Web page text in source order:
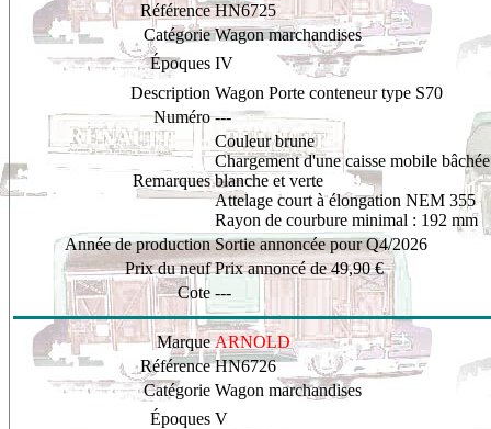
Référence HN6725
Catégorie Wagon marchandises
Époques IV
Description Wagon Porte conteneur type S70
Numéro ---
Remarques
Couleur brune
Chargement d'une caisse mobile
blanche et verte
Attelage court à élongation NEM 355
Rayon de courbure minimal : 192 mm
Année de production Sortie annoncée pour Q4/2026
Prix du neuf Prix annoncé de 49,90 €
Cote ---
Marque ARNOLD
Référence HN6726
Catégorie Wagon marchandises
Époques V